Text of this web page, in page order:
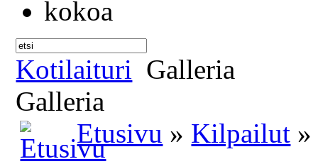
Kotilaituri Galleria
Galleria
Etusivu » Kilpailut »